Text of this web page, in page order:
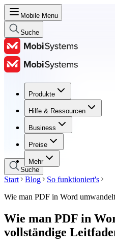
Mobile Menu
Suche
Produkte
Hilfe & Ressourcen
Business
Preise
Mehr
Produkte
Hilfe & Ressourcen
Business
Preise
Suche
Start Blog
So funktioniert's
Wie man PDF in Word
Wie man PDF in
vollständige